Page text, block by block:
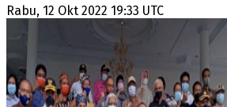
Rabu, 12 Okt 2022 19:33 UTC